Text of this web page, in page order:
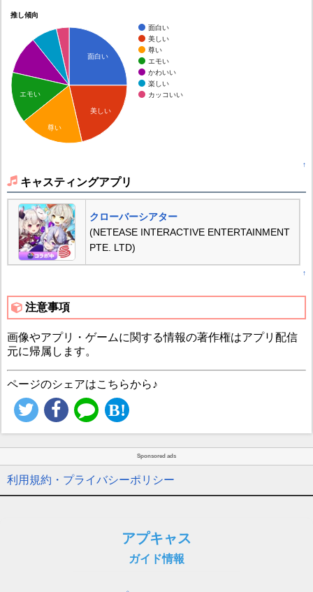
推し傾向
面白い
美しい
尊い
エモい
かわいい
楽しい
カッコいい
面白い
美しい
エモい
尊い
↑
キャスティングアプリ
クローバーシアター
(NETEASE INTERACTIVE ENTERTAINMENT
PTE. LTD)
↑
注意事項
画像やアプリ・ゲームに関する情報の著作権はアプリ配信
元に帰属します。
ページのシェアはこちらから♪
Sponsored ads
利用規約・プライバシーポリシー
アプキャス
ガイド情報